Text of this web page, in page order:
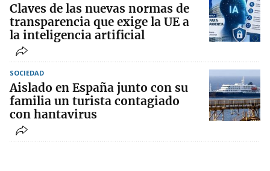
Claves de las nuevas normas de
transparencia que exige la UE a
la inteligencia artificial
SOCIEDAD
Aislado en España junto con su
familia un turista contagiado
con hantavirus